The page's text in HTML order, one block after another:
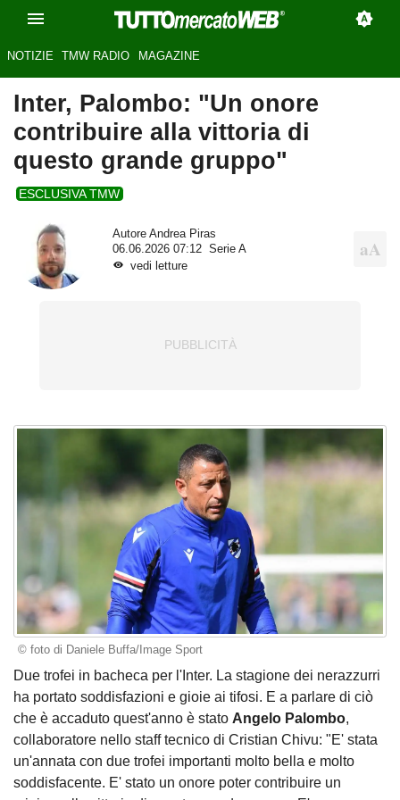
NOTIZIE TMW RADIO MAGAZINE
Inter, Palombo: "Un onore
contribuire alla vittoria di
questo grande gruppo"
ESCLUSIVA TMW
Autore Andrea Piras
06.06.2026 07:12
Serie A
vedi letture
© foto di Daniele Buffa/Image Sport
Due trofei in bacheca per l'Inter. La stagione dei nerazzurri
ha portato soddisfazioni e gioie ai tifosi. E a parlare di ciò
che è accaduto quest'anno è stato Angelo Palombo,
collaboratore nello staff tecnico di Cristian Chivu: "E' stata
un'annata con due trofei importanti molto bella e molto
soddisfacente. E' stato un onore poter contribuire un